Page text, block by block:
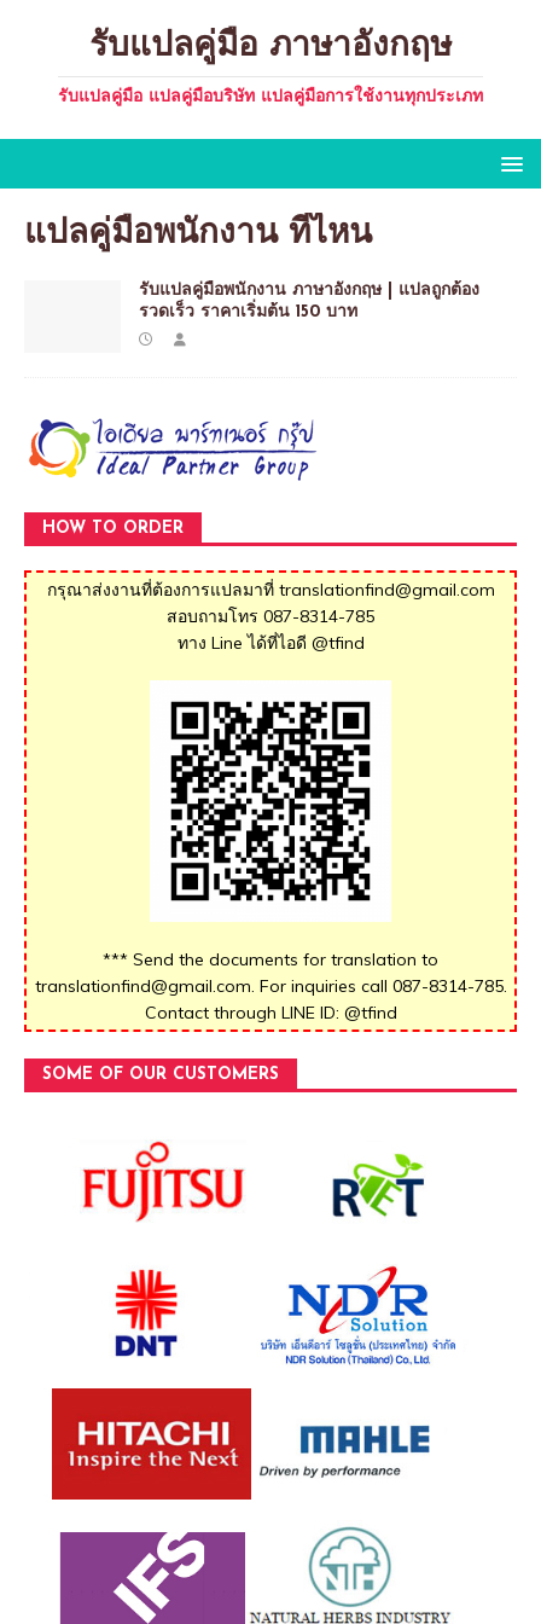
รับแปลคู่มือ ภาษาอังกฤษ
รับแปลคู่มือ แปลคู่มือบริษัท แปลคู่มือการใช้งานทุกประเภท
แปลคู่มือพนักงาน ที่ไหน
รับแปลคู่มือพนักงาน ภาษาอังกฤษ | แปลถูกต้อง
รวดเร็ว ราคาเริ่มต้น 150 บาท
HOW TO ORDER
กรุณาส่งงานที่ต้องการแปลมาที่ translationfind@gmail.com
สอบถามโทร 087-8314-785
ทาง Line ได้ที่ไอดี @tfind
*** Send the documents for translation to
translationfind@gmail.com. For inquiries call 087-8314-785.
Contact through LINE ID: @tfind
SOME OF OUR CUSTOMERS